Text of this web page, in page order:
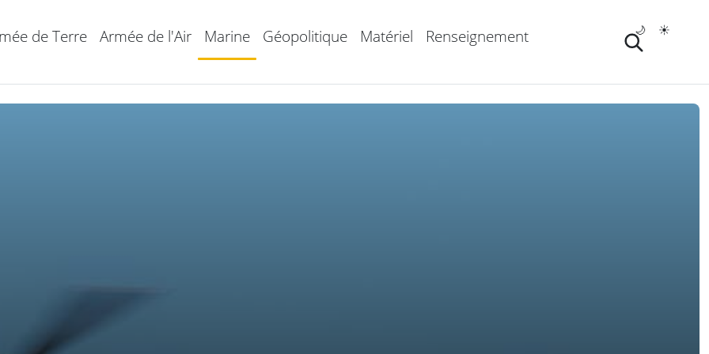
de Terre Armée de l'Air Marine Géopolitique Matériel Renseignement ☀️
🌙